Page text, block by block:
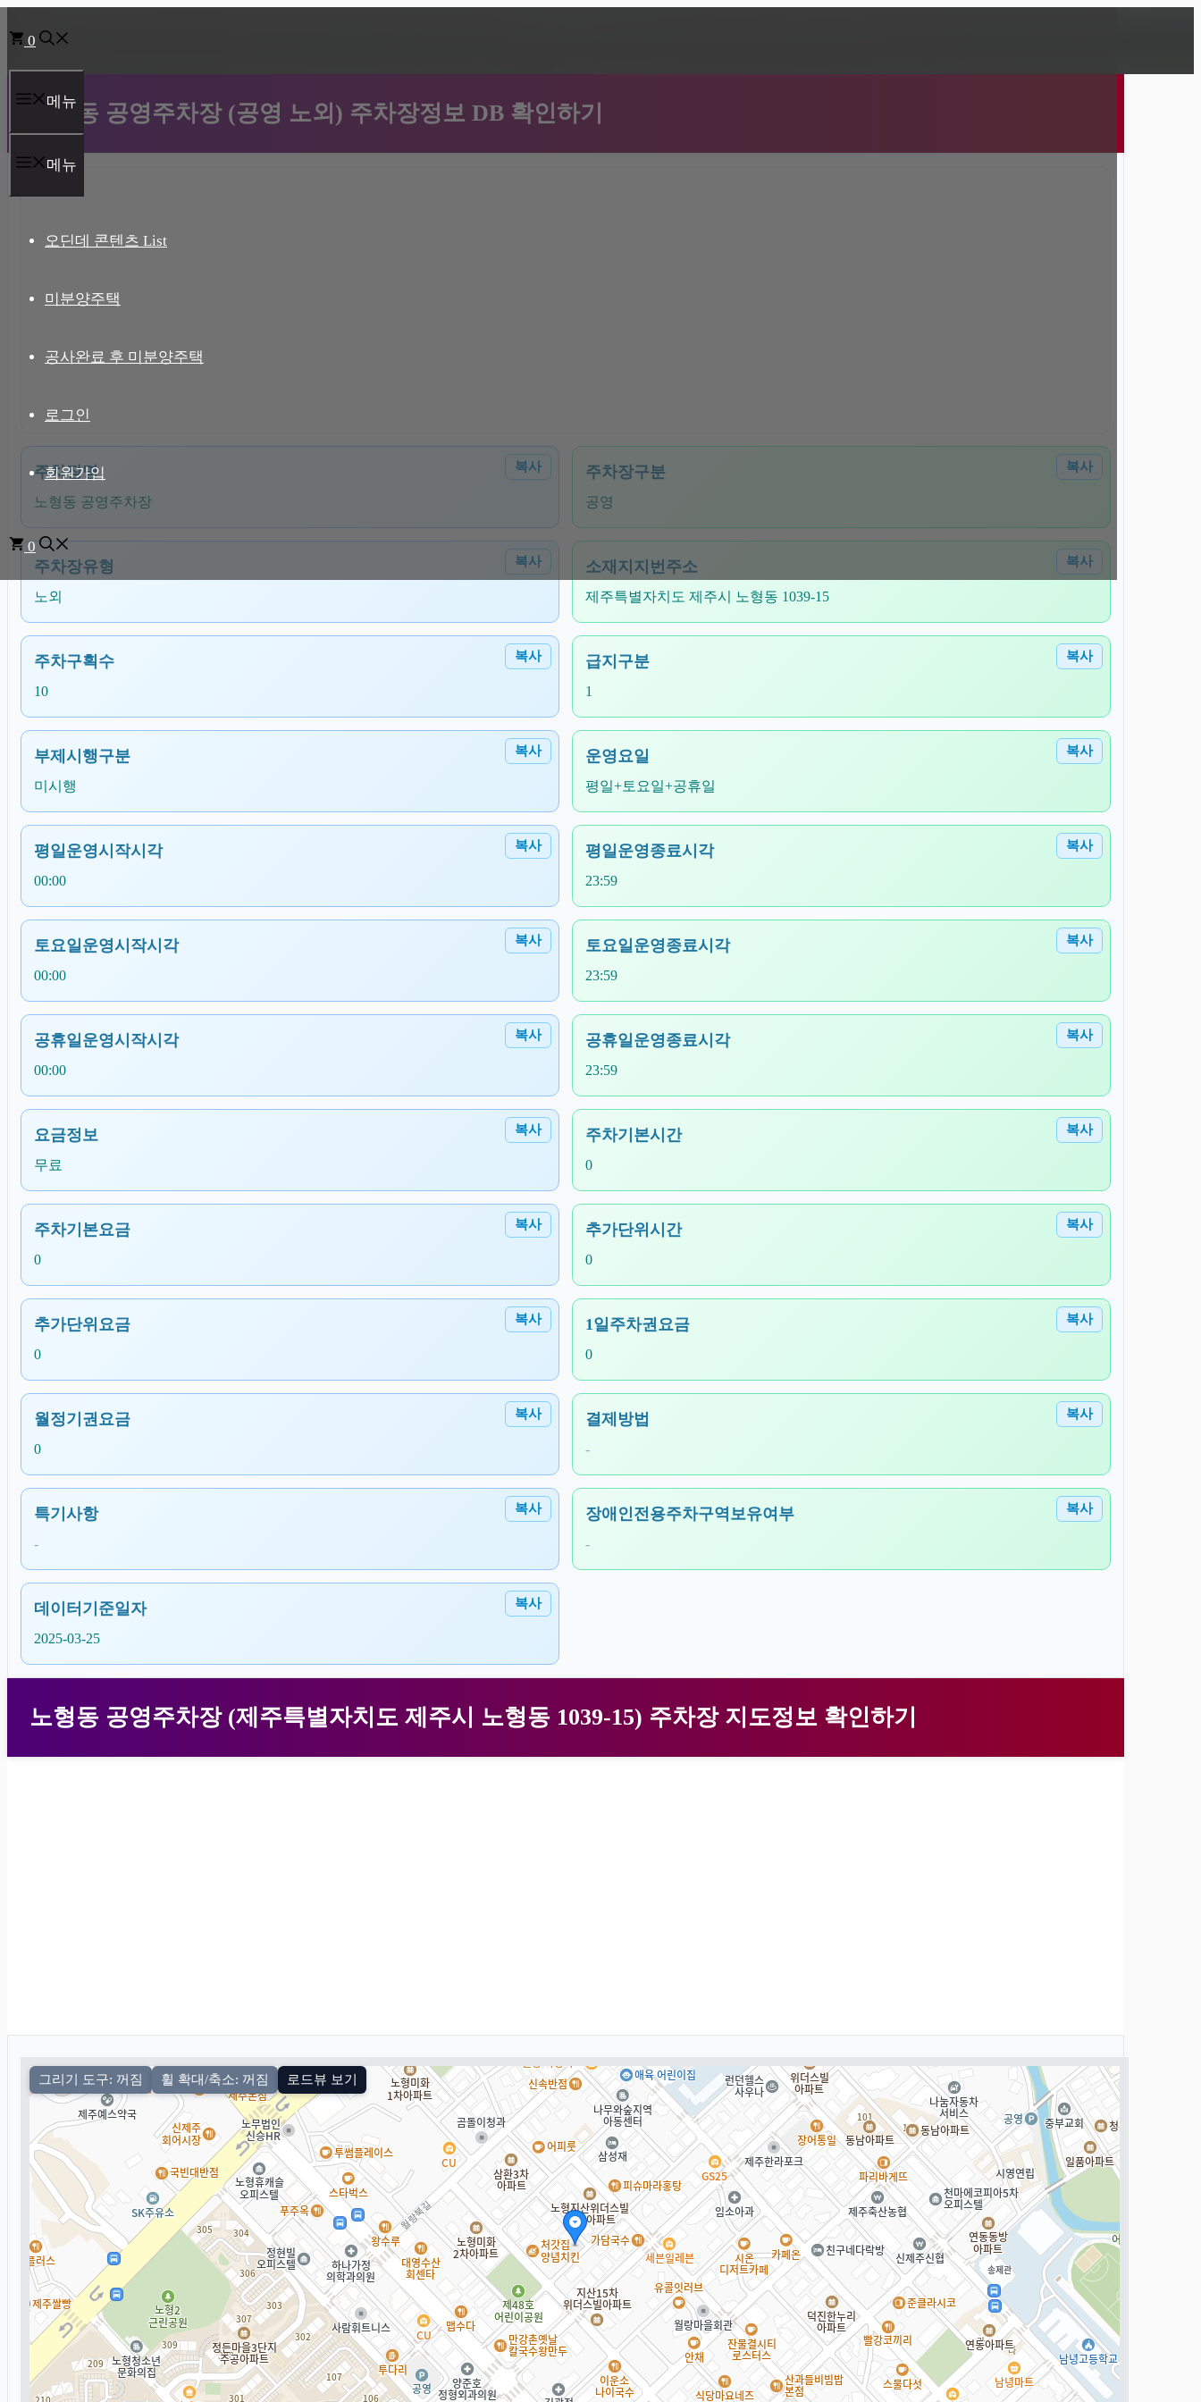
텐
츠
기
0
메뉴
메뉴
오딘데 콘텐츠 List
미분양주택
공사완료 후 미분양주택
로그인
회원가입
0
노형동 공영주차장 (공영 노외) 주차장정보 DB 확인하기
복사
주차장명
노형동 공영주차장
복사
주차장구분
공영
복사
주차장유형
노외
복사
소재지지번주소
제주특별자치도 제주시 노형동 1039-15
복사
주차구획수
10
복사
급지구분
1
복사
부제시행구분
미시행
복사
운영요일
평일+토요일+공휴일
복사
평일운영시작시각
00:00
복사
평일운영종료시각
23:59
복사
토요일운영시작시각
00:00
복사
토요일운영종료시각
23:59
복사
공휴일운영시작시각
00:00
복사
공휴일운영종료시각
23:59
복사
요금정보
무료
복사
주차기본시간
0
복사
주차기본요금
0
복사
추가단위시간
0
복사
추가단위요금
0
복사
1일주차권요금
0
복사
월정기권요금
0
복사
결제방법
-
복사
특기사항
-
복사
장애인전용주차구역보유여부
-
복사
데이터기준일자
2025-03-25
노형동 공영주차장 (제주특별자치도 제주시 노형동 1039-15) 주차장 지도정보 확인하기
그리기 도구: 꺼짐 휠 확대/축소: 꺼짐 로드뷰 보기